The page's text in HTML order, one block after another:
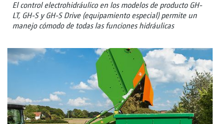
El control electrohidráulico en los modelos de producto GH-
LT, GH-S y GH-S Drive (equipamiento especial) permite un
manejo cómodo de todas las funciones hidráulicas